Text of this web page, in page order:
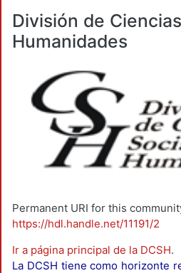
División de
Humanidades
Permanent URI for this
https://hdl.handle.net/11191/2
Ir a página principal de la DCSH.
La DCSH tiene como horizonte